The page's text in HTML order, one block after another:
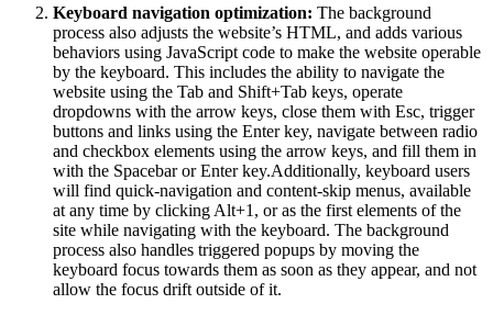
Keyboard navigation optimization: The background
process also adjusts the website’s HTML, and adds various
behaviors using JavaScript code to make the website operable
by the keyboard. This includes the ability to navigate the
website using the Tab and Shift+Tab keys, operate
dropdowns with the arrow keys, close them with Esc, trigger
buttons and links using the Enter key, navigate between radio
and checkbox elements using the arrow keys, and fill them in
with the Spacebar or Enter key.Additionally, keyboard users
will find quick-navigation and content-skip menus, available
at any time by clicking Alt+1, or as the first elements of the
site while navigating with the keyboard. The background
process also handles triggered popups by moving the
keyboard focus towards them as soon as they appear, and not
allow the focus drift outside of it.